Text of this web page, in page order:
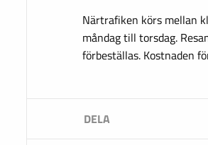
Närtrafiken körs mellan
måndag till torsdag.
förbeställas. Kostnaden